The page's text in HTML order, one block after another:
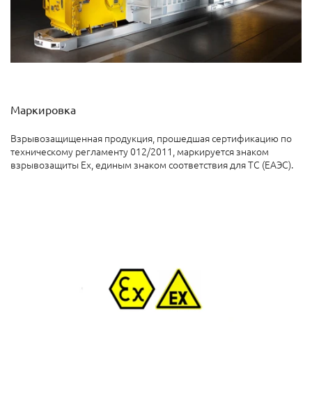
Маркировка
Взрывозащищенная продукция, прошедшая сертификацию по
техническому регламенту 012/2011, маркируется знаком
взрывозащиты Ех, единым знаком соответствия для ТС (ЕАЭС).